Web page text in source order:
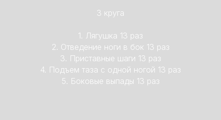
3 круга
1. Лягушка 13 раз
2. Отведение ноги в бок 13 раз
3. Приставные шаги 13 раз
4. Подъем таза с одной ногой 13 раз
5. Боковые выпады 13 раз